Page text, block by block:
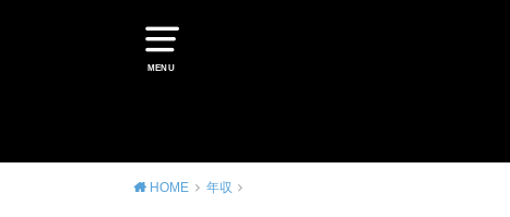
MENU
HOME 年収